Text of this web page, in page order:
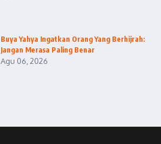
Buya Yahya Ingatkan Orang Yang Berhijrah:
Jangan Merasa Paling Benar
Agu 06, 2026